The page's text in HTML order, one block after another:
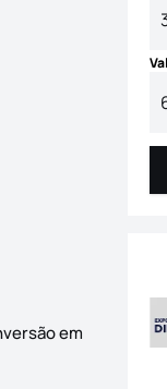
em
espaço